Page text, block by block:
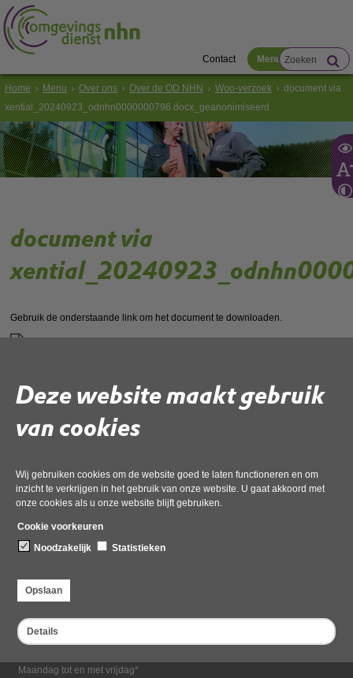
Deze website maakt gebruik
van cookies
Wij gebruiken cookies om de website goed te laten functioneren en om
inzicht te verkrijgen in het gebruik van onze website. U gaat akkoord met
onze cookies als u onze website blijft gebruiken.
Cookie voorkeuren
Noodzakelijk
Statistieken
Opslaan
Details
Contact Menu
Home Menu Over ons Over de OD NHN Woo-verzoek
document via
xential_20240923_odnhn0000000796.docx_geanonimiseerd
document via
Gebruik de onderstaande link om het document te downloaden.
Dampten 2, 1624 NR Hoorn
Postbus 2095, 1620 EB Hoorn
Maandag tot en met vrijdag*